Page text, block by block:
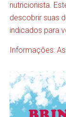
nutricionista.
descobrir suas
indicados para
Informações: